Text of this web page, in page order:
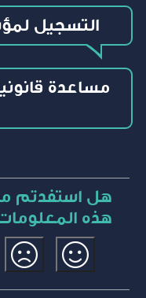
التسجيل
مساعدة
هل استفدتم
هذه
نعم لا